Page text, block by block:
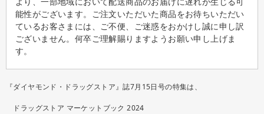
能性がございます。ご注文いただいた商品をお待ちいただい
ているお客さまには、ご不便、ご迷惑をおかけし誠に申し訳
ございません。何卒ご理解賜りますようお願い申し上げま
す。
『ダイヤモンド・ドラッグストア』誌7月15日号の特集は、
ドラッグストア マーケットブック 2024